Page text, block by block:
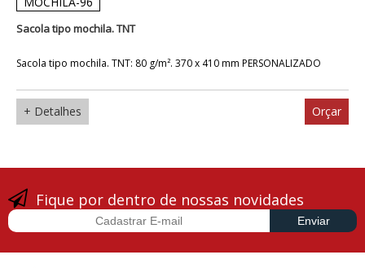
Sacola tipo mochila. TNT
Sacola tipo mochila. TNT: 80 g/m². 370 x 410 mm PERSONALIZADO
+ Detalhes Orçar
Fique por dentro de nossas novidades